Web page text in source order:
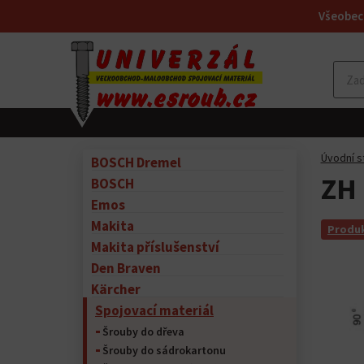
BOSCH Dremel
BOSCH
Emos
Makita
Makita příslušenství
Den Braven
Kärcher
Spojovací materiál
Šrouby do dřeva
Šrouby do sádrokartonu
Úvodní